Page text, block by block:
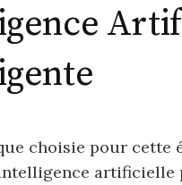
choisie pour cette